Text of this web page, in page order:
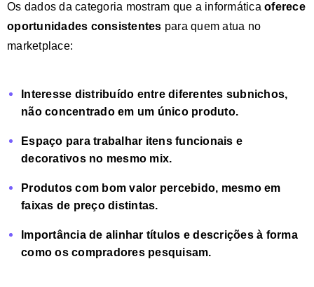
Os dados da categoria mostram que a informática oferece
oportunidades consistentes para quem atua no
marketplace:
Interesse distribuído entre diferentes subnichos,
não concentrado em um único produto.
Espaço para trabalhar itens funcionais e
decorativosno mesmo mix.
Produtos com bom valor percebido, mesmo em
faixas de preço distintas.
Importância de alinhar títulos e descriçõesà forma
como os compradores pesquisam.